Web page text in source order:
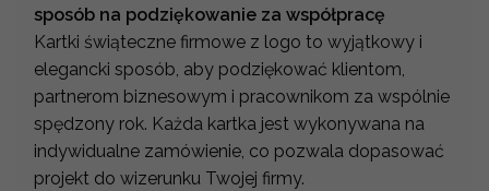
sposób na podziękowanie za współpracę
Kartki świąteczne firmowe z logo to wyjątkowy i
elegancki sposób, aby podziękować klientom,
partnerom biznesowym i pracownikom za wspólnie
spędzony rok. Każda kartka jest wykonywana na
indywidualne zamówienie, co pozwala dopasować
projekt do wizerunku Twojej firmy.